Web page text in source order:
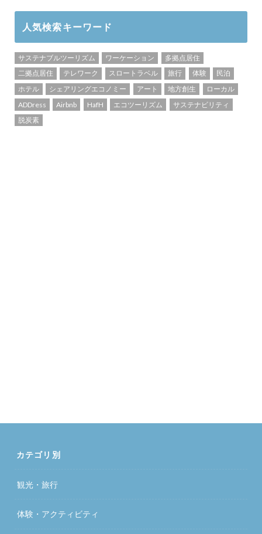
人気検索キーワード
サステナブルツーリズム ワーケーション
多拠点居住
二拠点居住
テレワーク スロートラベル 旅行 体験
民泊
ホテル
シェアリングエコノミー アート 地方創生
ローカル
ADDress
Airbnb HafH エコツーリズム
サステナビリティ
脱炭素
カテゴリ別
観光・旅行
体験・アクティビティ